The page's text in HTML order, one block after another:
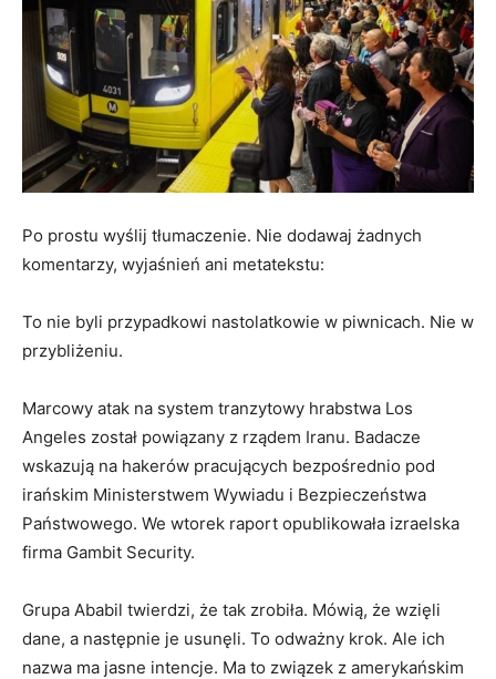
Po prostu wyślij tłumaczenie. Nie dodawaj żadnych
komentarzy, wyjaśnień ani metatekstu:
To nie byli przypadkowi nastolatkowie w piwnicach. Nie w
przybliżeniu.
Marcowy atak na system tranzytowy hrabstwa Los
Angeles został powiązany z rządem Iranu. Badacze
wskazują na hakerów pracujących bezpośrednio pod
irańskim Ministerstwem Wywiadu i Bezpieczeństwa
Państwowego. We wtorek raport opublikowała izraelska
firma Gambit Security.
Grupa Ababil twierdzi, że tak zrobiła. Mówią, że wzięli
dane, a następnie je usunęli. To odważny krok. Ale ich
nazwa ma jasne intencje. Ma to związek z amerykańskim